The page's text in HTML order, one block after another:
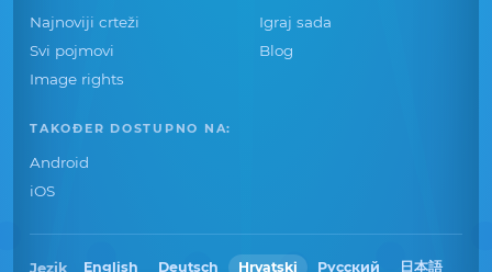
Najnoviji crteži
Svi pojmovi
Image rights
Igraj sada
Blog
TAKOĐER DOSTUPNO NA:
Android
iOS
Jezik English Deutsch Hrvatski Русский 日本語